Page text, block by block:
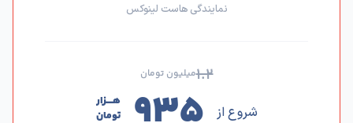
نمایندگی هاست لینوکس
۱.۲میلیون تومان
شروع از
هــــزار
تومان